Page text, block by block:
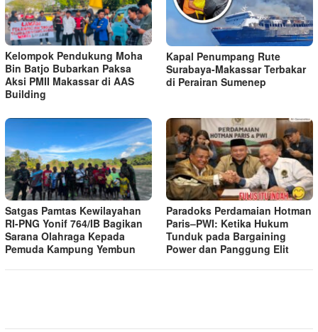
Kelompok Pendukung Moha
Bin Batjo Bubarkan Paksa
Aksi PMII Makassar di AAS
Building
Kapal Penumpang Rute
Surabaya-Makassar Terbakar
di Perairan Sumenep
Satgas Pamtas Kewilayahan
RI-PNG Yonif 764/IB Bagikan
Sarana Olahraga Kepada
Pemuda Kampung Yembun
Paradoks Perdamaian Hotman
Paris–PWI: Ketika Hukum
Tunduk pada Bargaining
Power dan Panggung Elit